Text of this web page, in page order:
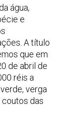
água,
e
A título
que em
de abril de
réis a
verga
coutos das